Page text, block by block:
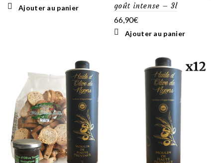
initial actuel
Ajouter au panier
goût intense – 3l
66,90€
Ajouter au panier